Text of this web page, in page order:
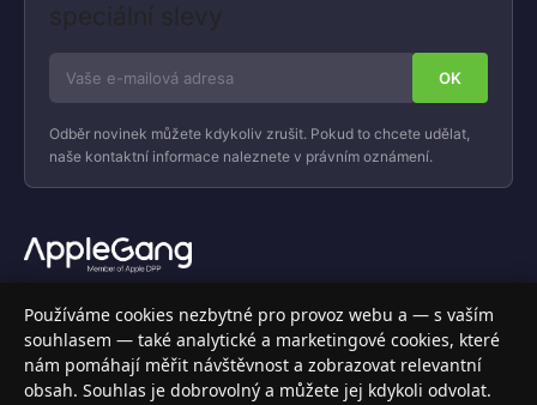
speciální slevy
Odběr novinek můžete kdykoliv zrušit. Pokud to chcete udělat,
naše kontaktní informace naleznete v právním oznámení.
Váš specializovaný obchod s Apple produkty, příslušenstvím a
elektronikou. Nakupujte bezpečně a s jistotou.
INFORMACE
Používáme cookies nezbytné pro provoz webu a — s vaším
souhlasem — také analytické a marketingové cookies, které
nám pomáhají měřit návštěvnost a zobrazovat relevantní
obsah. Souhlas je dobrovolný a můžete jej kdykoli odvolat.